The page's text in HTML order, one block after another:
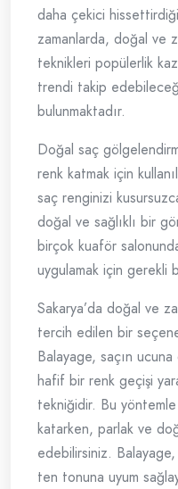
daha çekici
zamanlarda, doğal ve
teknikleri popülerlik
trendi takip
bulunmaktadır.
Doğal saç
renk katmak için
saç renginizi
doğal ve sağlıklı bir
birçok kuaför
uygulamak için gerekli
Sakarya’da doğal ve
tercih edilen bir
Balayage, saçın
hafif bir renk geçişi
tekniğidir. Bu
katarken, parlak ve
edebilirsiniz.
ten tonuna uyum